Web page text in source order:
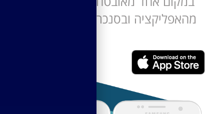
מהאפליקציה ובסנכרון לרמדור DM